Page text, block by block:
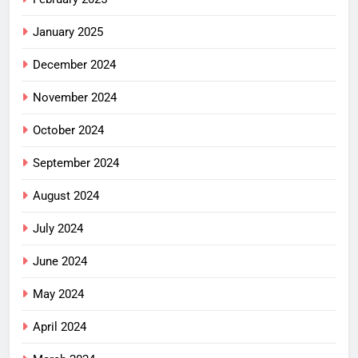
January 2025
December 2024
November 2024
October 2024
September 2024
August 2024
July 2024
June 2024
May 2024
April 2024